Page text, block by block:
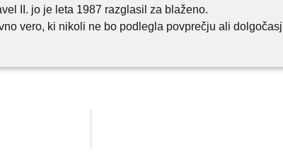
II. jo je leta 1987 razglasil za blaženo.
vero, ki nikoli ne bo podlegla povprečju ali